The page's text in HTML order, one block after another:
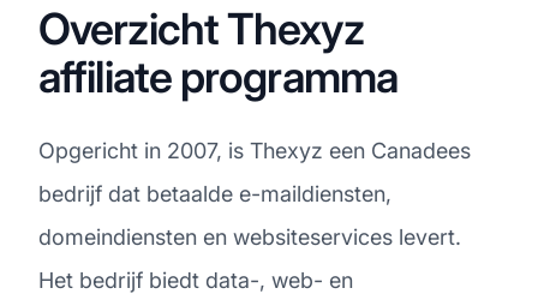
Overzicht Thexyz
affiliate programma
Opgericht in 2007, is Thexyz een Canadees
bedrijf dat betaalde e-maildiensten,
domeindiensten en websiteservices levert.
Het bedrijf biedt data-, web- en